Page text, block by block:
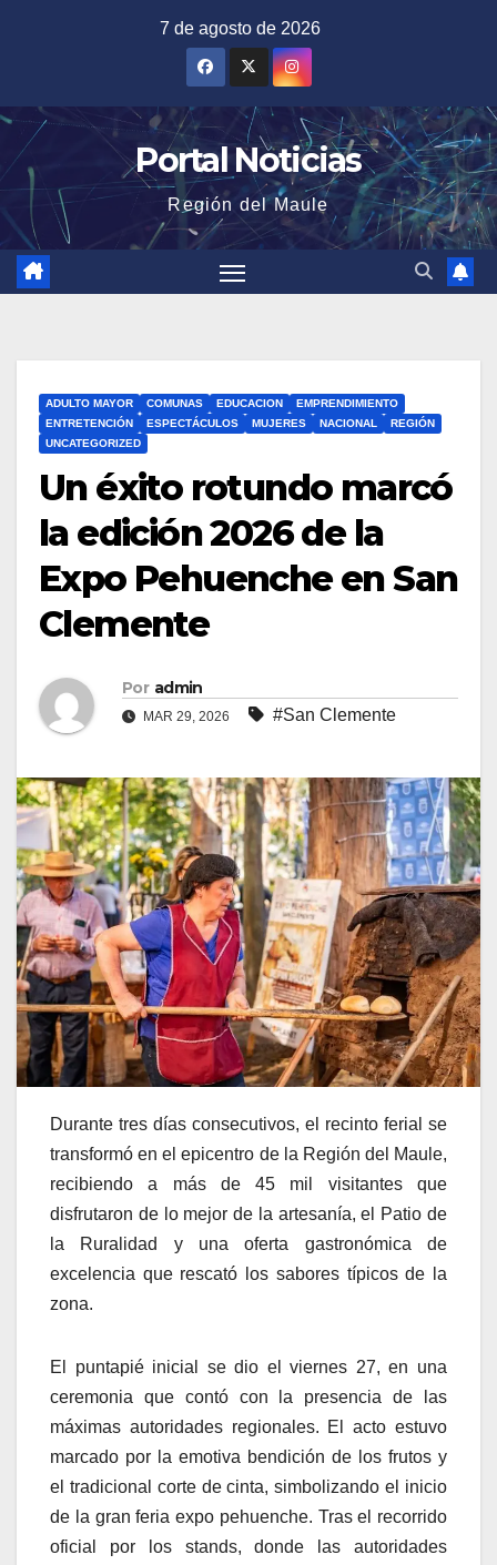
7 de agosto de 2026
Portal Noticias
Región del Maule
ADULTO MAYOR COMUNAS EDUCACION
EMPRENDIMIENTO
ENTRETENCIÓN
ESPECTÁCULOS MUJERES NACIONAL
REGIÓN
UNCATEGORIZED
Un éxito rotundo marcó
la edición 2026 de la
Expo Pehuenche en San
Clemente
Por admin
MAR 29, 2026 #San Clemente
Durante tres días consecutivos, el recinto ferial se
transformó en el epicentro de la Región del Maule,
recibiendo a más de 45 mil visitantes que
disfrutaron de lo mejor de la artesanía, el Patio de
la Ruralidad y una oferta gastronómica de
excelencia que rescató los sabores típicos de la
zona.
El puntapié inicial se dio el viernes 27, en una
ceremonia que contó con la presencia de las
máximas autoridades regionales. El acto estuvo
marcado por la emotiva bendición de los frutos y
el tradicional corte de cinta, simbolizando el inicio
de la gran feria expo pehuenche. Tras el recorrido
oficial por los stands, donde las autoridades